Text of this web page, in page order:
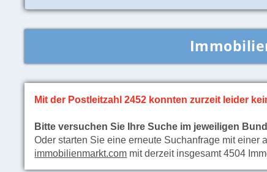
Mit der Postleitzahl 2452 konnten zurzeit leider
Bitte versuchen Sie Ihre Suche im jeweiligen
Oder starten Sie eine erneute Suchanfrage mit
immobilienmarkt.com mit derzeit insgesamt 4504